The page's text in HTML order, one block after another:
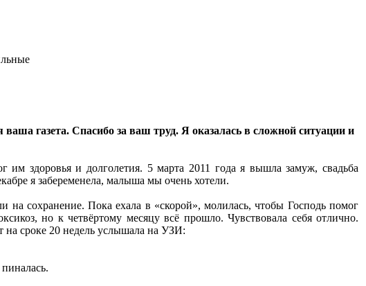
газета. Спасибо за ваш труд. Я оказалась в сложной ситуации и
здоровья и долголетия. 5 марта 2011 года я вышла замуж, свадьба
я забеременела, малыша мы очень хотели.
сохранение. Пока ехала в «скорой», молилась, чтобы Господь помог
но к четвёртому месяцу всё прошло. Чувствовала себя отлично.
на сроке 20 недель услышала на УЗИ: